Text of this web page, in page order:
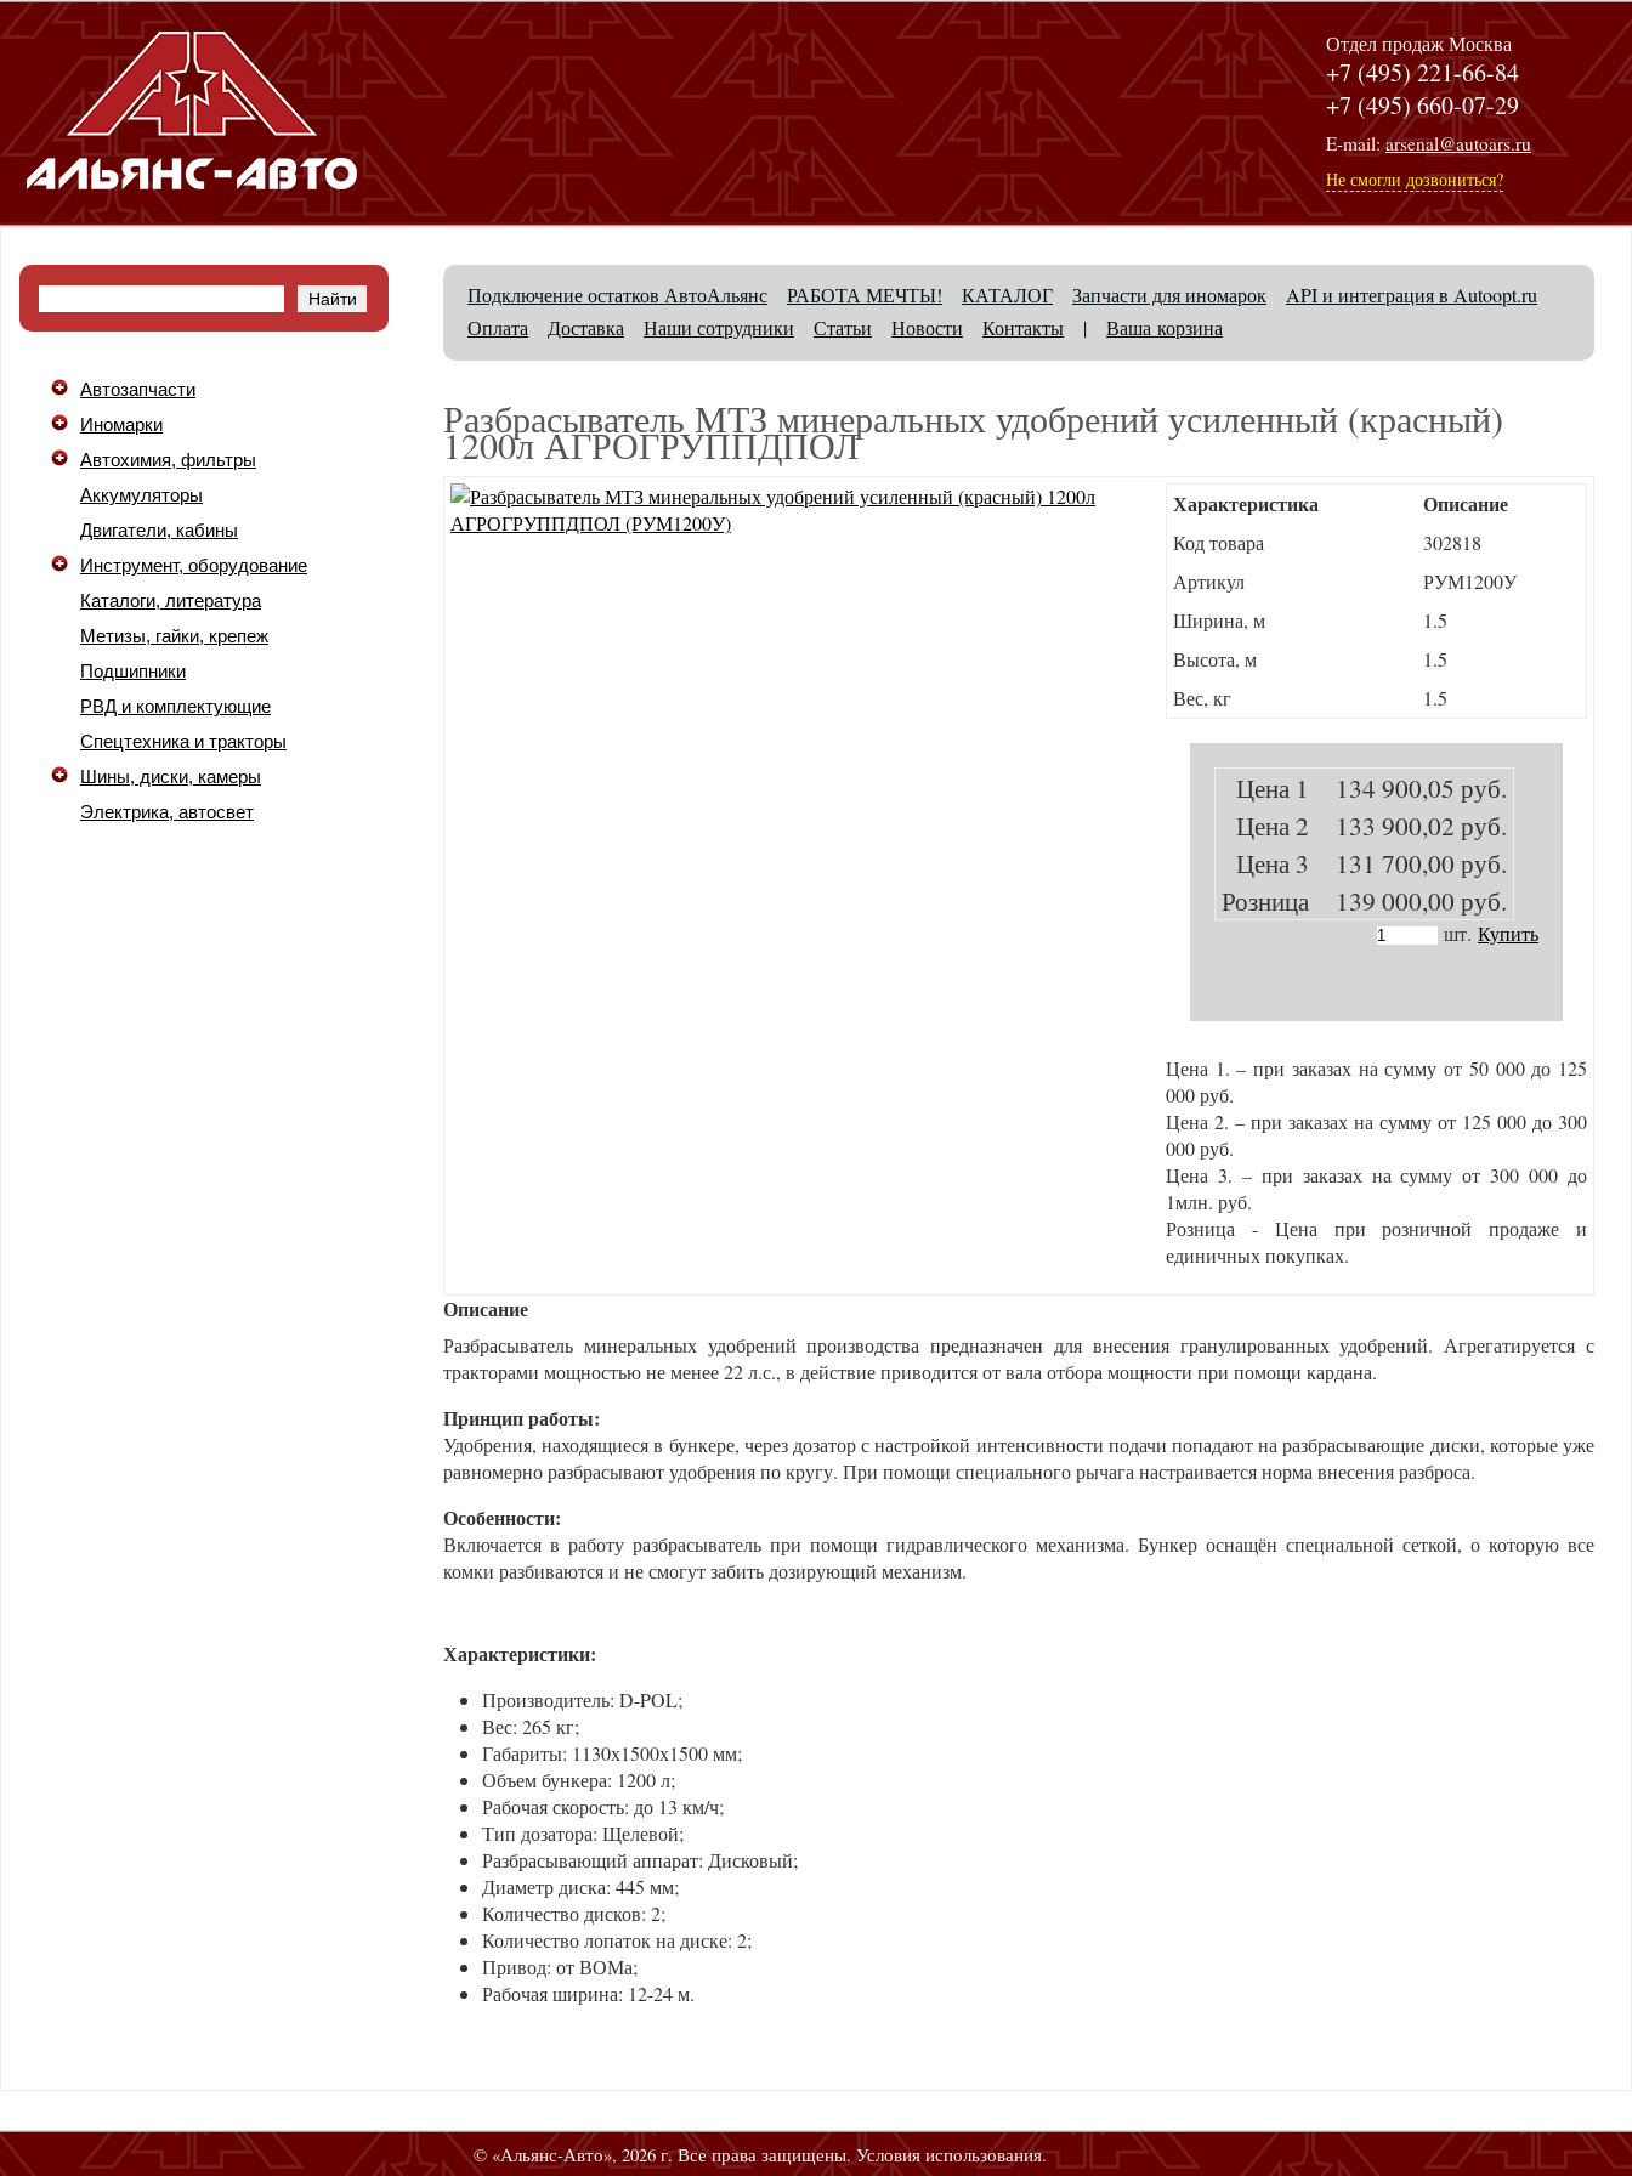
Отдел продаж Москва
+7 (495) 221-66-84
+7 (495) 660-07-29
E-mail:arsenal@autoars.ru
Не смогли дозвониться?
Автозапчасти
Иномарки
Автохимия, фильтры
Аккумуляторы
Двигатели, кабины
Инструмент, оборудование
Каталоги, литература
Метизы, гайки, крепеж
Подшипники
РВД и комплектующие
Спецтехника и тракторы
Шины, диски, камеры
Электрика, автосвет
Подключение остатков АвтоАльянс РАБОТА МЕЧТЫ! КАТАЛОГ Запчасти для иномарок
API и интеграция в Autoopt.ru
Оплата
Доставка Наши сотрудники Статьи Новости Контакты | Ваша корзина
Разбрасыватель МТЗ минеральных удобрений усиленный (красный)
1200л АГРОГРУППДПОЛ
Характеристика Описание
Код товара
302818
Артикул
РУМ1200У
Ширина, м
1.5
Высота, м
1.5
Вес, кг
1.5
Цена 1
134 900,05 руб.
Цена 2
133 900,02 руб.
Цена 3
131 700,00 руб.
Розница
139 000,00 руб.
шт. Купить
Цена 1. – при заказах на сумму от 50 000 до 125
000 руб.
Цена 2. – при заказах на сумму от 125 000 до 300
000 руб.
Цена 3. – при заказах на сумму от 300 000 до
1млн. руб.
Розница - Цена при розничной продаже и
единичных покупках.
Описание
Разбрасыватель минеральных удобрений производства предназначен для внесения гранулированных удобрений. Агрегатируется с
тракторами мощностью не менее 22 л.с., в действие приводится от вала отбора мощности при помощи кардана.
Принцип работы:
Удобрения, находящиеся в бункере, через дозатор с настройкой интенсивности подачи попадают на разбрасывающие диски, которые уже
равномерно разбрасывают удобрения по кругу. При помощи специального рычага настраивается норма внесения разброса.
Особенности:
Включается в работу разбрасыватель при помощи гидравлического механизма. Бункер оснащён специальной сеткой, о которую все
комки разбиваются и не смогут забить дозирующий механизм.
Характеристики:
Производитель: D-POL;
Вес: 265 кг;
Габариты: 1130х1500х1500 мм;
Объем бункера: 1200 л;
Рабочая скорость: до 13 км/ч;
Тип дозатора: Щелевой;
Разбрасывающий аппарат: Дисковый;
Диаметр диска: 445 мм;
Количество дисков: 2;
Количество лопаток на диске: 2;
Привод: от ВОМа;
Рабочая ширина: 12-24 м.
© «Альянс-Авто», 2026 г. Все права защищены. Условия использования.